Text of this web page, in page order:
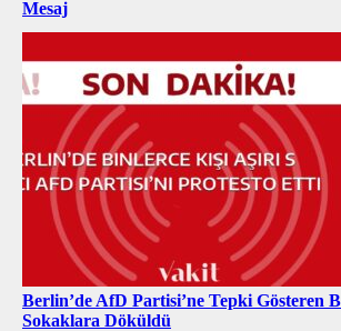
Mesaj
Berlin’de AfD Partisi’ne Tepki Gösteren
Sokaklara Döküldü